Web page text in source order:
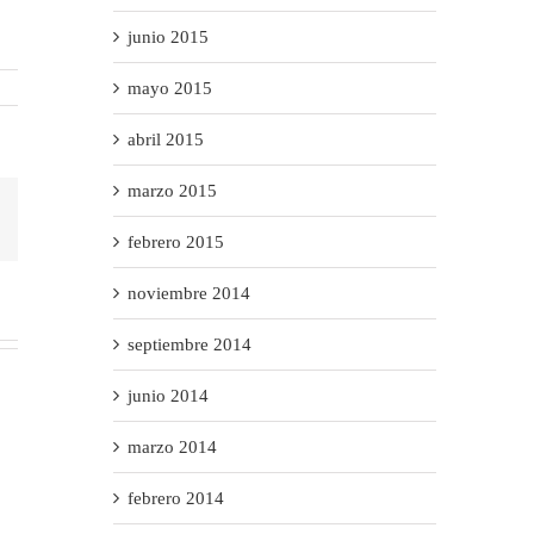
junio 2015
mayo 2015
abril 2015
marzo 2015
febrero 2015
noviembre 2014
septiembre 2014
junio 2014
marzo 2014
febrero 2014